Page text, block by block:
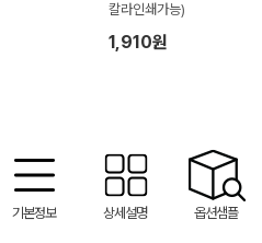
칼라인쇄가능)
1,910원
기본정보 상세설명 옵션샘플